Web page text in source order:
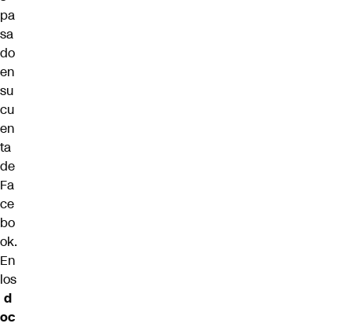
pa
sa
do
en
su
cu
en
ta
de
Fa
ce
bo
ok.
En
los
d
oc